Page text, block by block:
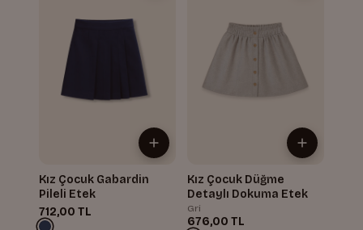
Kız Çocuk Gabardin
Pileli Etek
712,00 TL
Kız Çocuk Düğme
Detaylı Dokuma Etek
Gri
676,00 TL